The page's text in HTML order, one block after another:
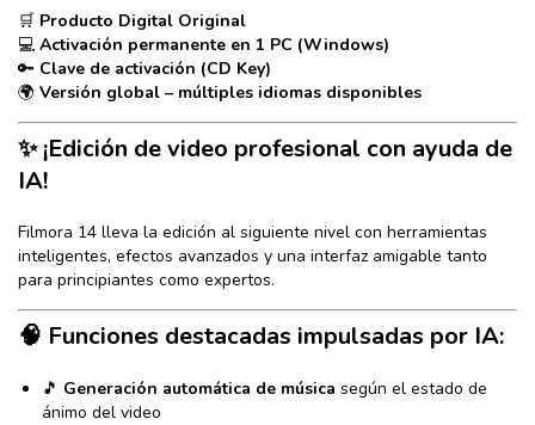
🛒 Producto Digital Original
💻 Activación permanente en 1 PC (Windows)
🔑 Clave de activación (CD Key)
🌍 Versión global – múltiples idiomas disponibles
✨ ¡Edición de video profesional con ayuda de
IA!
Filmora 14 lleva la edición al siguiente nivel con herramientas
inteligentes, efectos avanzados y una interfaz amigable tanto
para principiantes como expertos.
🧠 Funciones destacadas impulsadas por IA:
🎵 Generación automática de música según el estado de
ánimo del video